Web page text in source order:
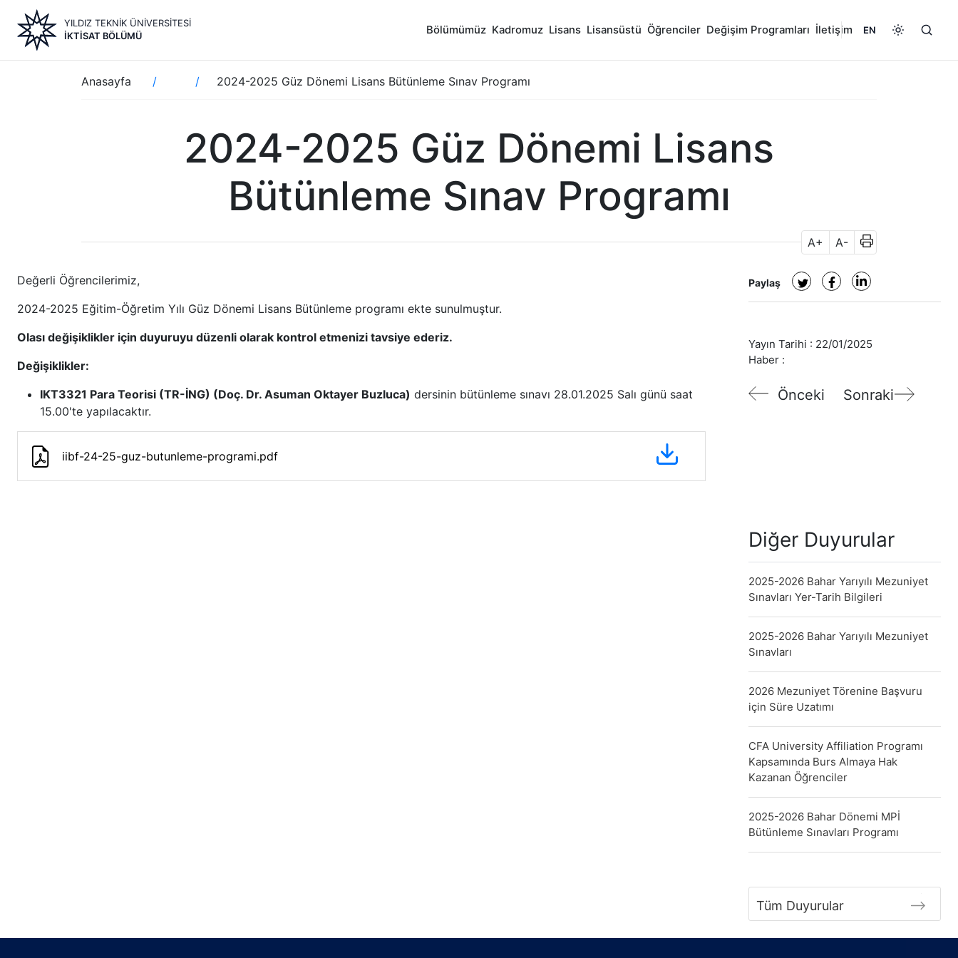
içeriğe
YILDIZ TEKNİK ÜNİVERSİTESİ
İKTISAT BÖLÜMÜ
Bölümümüz Kadromuz Lisans Lisansüstü Öğrenciler Değişim Programları İletişim EN
Sayfa
yolu
Anasayfa 2024-2025 Güz Dönemi Lisans Bütünleme Sınav Programı
2024-2025 Güz Dönemi Lisans
Bütünleme Sınav Programı
A+ A-
Değerli Öğrencilerimiz,
2024-2025 Eğitim-Öğretim Yılı Güz Dönemi Lisans Bütünleme programı ekte sunulmuştur.
Olası değişiklikler için duyuruyu düzenli olarak kontrol etmenizi tavsiye ederiz.
Değişiklikler:
IKT3321 Para Teorisi (TR-İNG) (Doç. Dr. Asuman Oktayer Buzluca) dersinin bütünleme sınavı 28.01.2025 Salı günü saat
15.00'te yapılacaktır.
iibf-24-25-guz-butunleme-programi.pdf
Paylaş
Yayın Tarihi : 22/01/2025
Haber :
Önceki Sonraki
Diğer Duyurular
2025-2026 Bahar Yarıyılı Mezuniyet
Sınavları Yer-Tarih Bilgileri
2025-2026 Bahar Yarıyılı Mezuniyet
Sınavları
2026 Mezuniyet Törenine Başvuru
için Süre Uzatımı
CFA University Affiliation Programı
Kapsamında Burs Almaya Hak
Kazanan Öğrenciler
2025-2026 Bahar Dönemi MPİ
Bütünleme Sınavları Programı
Tüm Duyurular